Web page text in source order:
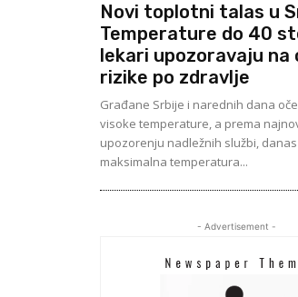
Novi toplotni talas u
Temperature do 40
lekari upozoravaju na
rizike po zdravlje
Građane Srbije i narednih dana
visoke temperature, a prema
upozorenju nadležnih službi, danas
maksimalna temperatura...
- Advertisement -